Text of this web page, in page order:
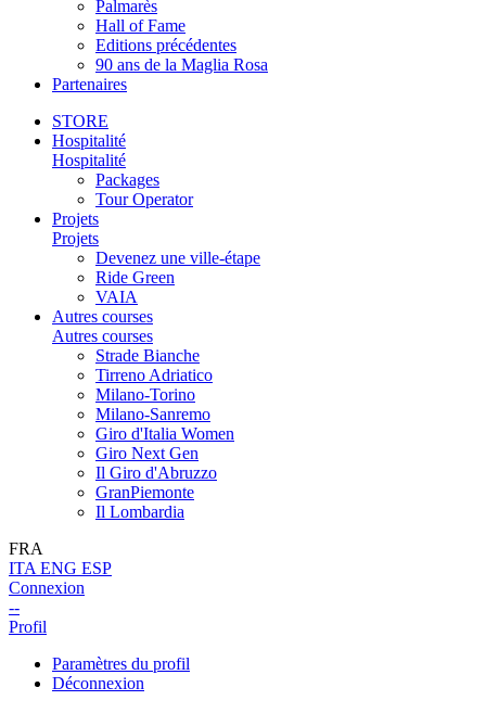
Palmarès
Hall of Fame
Editions précédentes
90 ans de la Maglia Rosa
Partenaires
STORE
Hospitalité
Hospitalité
Packages
Tour Operator
Projets
Projets
Devenez une ville-étape
Ride Green
VAIA
Autres courses
Autres courses
Strade Bianche
Tirreno Adriatico
Milano-Torino
Milano-Sanremo
Giro d'Italia Women
Giro Next Gen
Il Giro d'Abruzzo
GranPiemonte
Il Lombardia
FRA
ITA ENG ESP
Connexion
--
Profil
Paramètres du profil
Déconnexion